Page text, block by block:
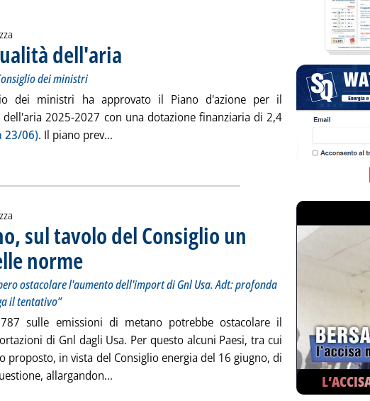
dell'aria . Sottotitolo: Approvato venerdì scorso dal Consiglio dei ministri
dei ministri
dei ministri ha approvato il Piano d'azione per il
2025-2027 con una dotazione finanziaria di 2,4
23/06). Il piano prev...
notizia
sul tavolo del Consiglio un
norme . Sottotitolo: Secondo alcuni governi potrebbero ostacolare l'aumento dell'import di
. Pubblicata mercoledì 11 giugno 2025 alle 19.5.
ostacolare l'aumento dell'import di Gnl Usa. Adt: profonda
il tentativo”
sulle emissioni di metano potrebbe ostacolare il
di Gnl dagli Usa. Per questo alcuni Paesi, tra cui
proposto, in vista del Consiglio energia del 16 giugno, di
allargandon... Leggi tutta la notizia: 'Emissioni metano, sul